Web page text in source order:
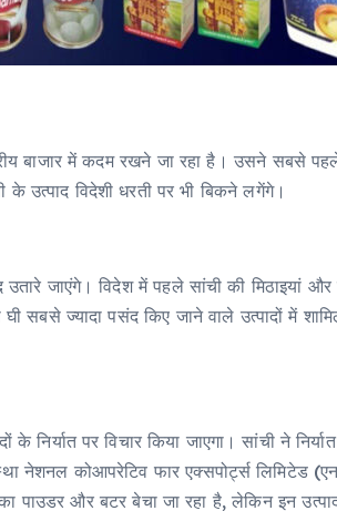
बाजार में कदम रखने जा रहा है। उसने सबसे
के उत्पाद विदेशी धरती पर भी बिकने लगेंगे।
जाएंगे। विदेश में पहले सांची की मिठाइयां
सबसे ज्यादा पसंद किए जाने वाले उत्पादों में
पर विचार किया जाएगा। सांची ने
नेशनल कोआपरेटिव फार एक्सपोर्ट्स लिमिटेड
और बटर बेचा जा रहा है, लेकिन इन